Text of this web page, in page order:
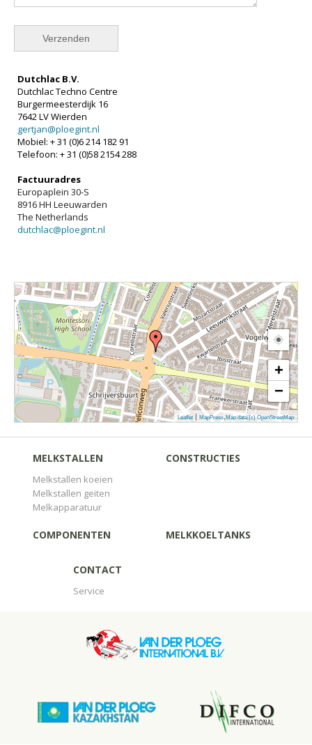
Dutchlac B.V.
Dutchlac Techno Centre
Burgermeesterdijk 16
7642 LV Wierden
gertjan@ploegint.nl
Mobiel: + 31 (0)6 214 182 91
Telefoon: + 31 (0)58 2154 288
Factuuradres
Europaplein 30-S
8916 HH Leeuwarden
The Netherlands
dutchlac@ploegint.nl
+
−
Leaflet| MapPress, Map data (c) OpenStreetMap
MELKSTALLEN
Melkstallen koeien
Melkstallen geiten
Melkapparatuur
CONSTRUCTIES
COMPONENTEN MELKKOELTANKS
CONTACT
Service